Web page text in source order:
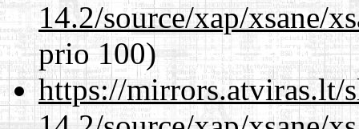
14.2/source/xap/xsane/
prio 100)
https://mirrors.atviras.lt/